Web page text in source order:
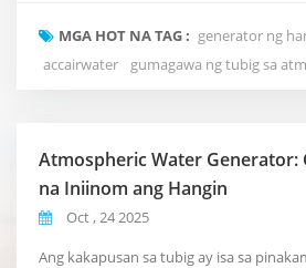
umuusbong bilang isang makabagong
ginagawang ligtas at maiinom na tubig
MGA HOT NA TAG : generator ng
accairwater
gumagawa ng tubig sa
Atmospheric Water Generator:
na Iniinom ang Hangin
Oct , 24 2025
Ang kakapusan sa tubig ay isa sa